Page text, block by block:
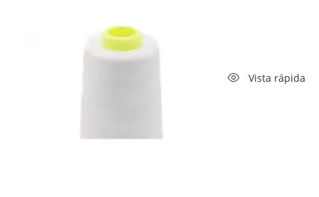
Vista rápida